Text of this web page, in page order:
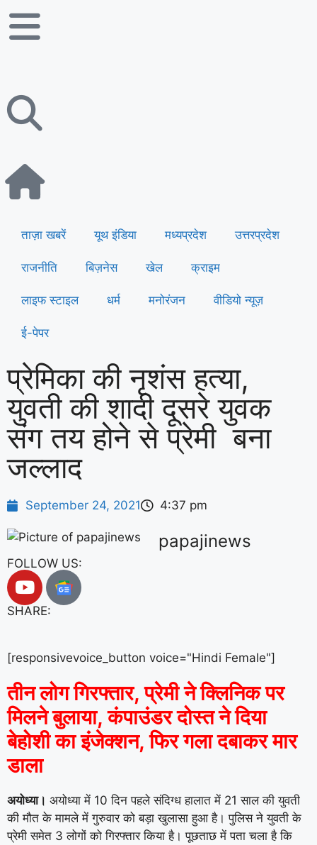
ताज़ा खबरें यूथ इंडिया मध्यप्रदेश उत्तरप्रदेश
राजनीति बिज़नेस खेल क्राइम
लाइफ स्टाइल धर्म मनोरंजन वीडियो न्यूज़
ई-पेपर
प्रेमिका की नृशंस हत्या,
युवती की शादी दूसरे युवक
संग तय होने से प्रेमी बना
जल्लाद
September 24, 2021 4:37 pm
papajinews
FOLLOW US:
SHARE:
[responsivevoice_button voice="Hindi Female"]
तीन लोग गिरफ्तार, प्रेमी ने क्लिनिक पर
मिलने बुलाया, कंपाउंडर दोस्त ने दिया
बेहोशी का इंजेक्शन, फिर गला दबाकर मार
डाला
अयोध्या। अयोध्या में 10 दिन पहले संदिग्ध हालात में 21 साल की युवती
की मौत के मामले में गुरुवार को बड़ा खुलासा हुआ है। पुलिस ने युवती के
प्रेमी समेत 3 लोगों को गिरफ्तार किया है। पूछताछ में पता चला है कि